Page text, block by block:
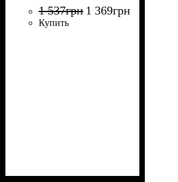
1 537грн 1 369грн
Купить